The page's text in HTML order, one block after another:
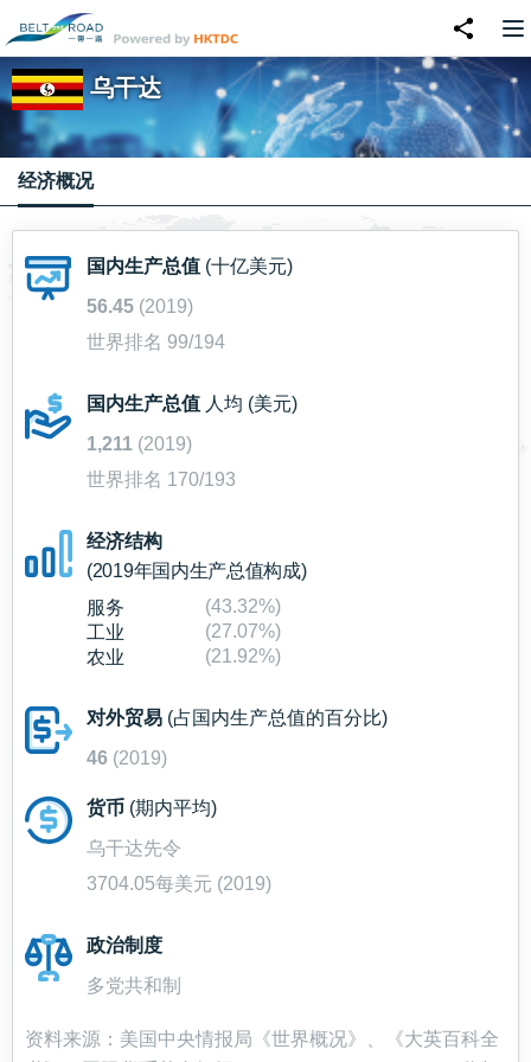
乌干达
经济概况
国内生产总值 (十亿美元)
56.45 (2019)
世界排名 99/194
国内生产总值 人均 (美元)
1,211 (2019)
世界排名 170/193
经济结构
(2019年国内生产总值构成)
服务
(43.32%)
工业
(27.07%)
农业
(21.92%)
对外贸易 (占国内生产总值的百分比)
46 (2019)
货币 (期内平均)
乌干达先令
3704.05每美元 (2019)
政治制度
多党共和制
资料来源：美国中央情报局《世界概况》、《大英百科全